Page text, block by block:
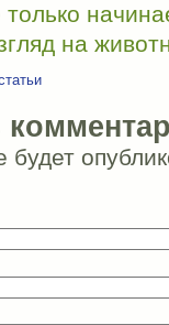
на